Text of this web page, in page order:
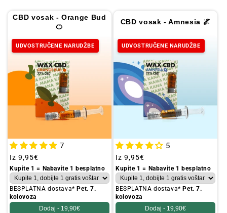
CBD vosak - Orange Bud
🍊
UDVOSTRUČENE NARUDŽBE
7
Redovna
cijena
Iz 9,95€
Kupite 1 = Nabavite 1 besplatno
BESPLATNA dostava* Pet. 7.
kolovoza
Dodaj - 19,90€
CBD vosak - Amnesia 🌌
UDVOSTRUČENE NARUDŽBE
5
Redovna
cijena
Iz 9,95€
Kupite 1 = Nabavite 1 besplatno
BESPLATNA dostava* Pet. 7.
kolovoza
Dodaj - 19,90€